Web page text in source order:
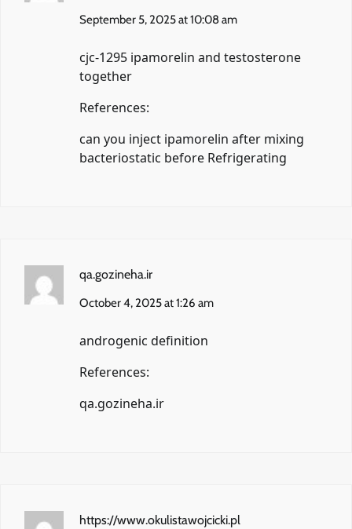
September 5, 2025 at 10:08 am
cjc-1295 ipamorelin and testosterone
together
References:
can you inject ipamorelin after mixing
bacteriostatic before Refrigerating
qa.gozineha.ir
October 4, 2025 at 1:26 am
androgenic definition
References:
qa.gozineha.ir
https://www.okulistawojcicki.pl